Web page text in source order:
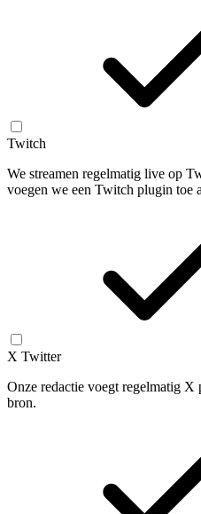
Twitch
We streamen regelmatig live op
voegen we een Twitch plugin toe
X Twitter
Onze redactie voegt regelmatig X
bron.